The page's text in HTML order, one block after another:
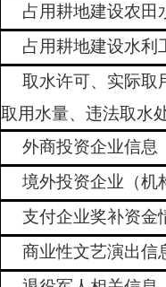
占用耕地建设农田
占用耕地建设水利
取水许可、实际取
取用水量、违法取水
外商投资企业信息
境外投资企业 （机
支付企业奖补资金
商业性文艺演出信